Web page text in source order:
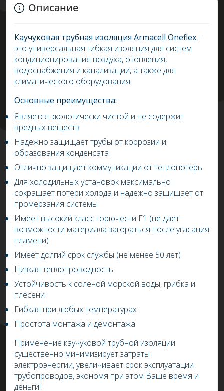
Описание
Каучуковая трубная изоляция Armacell Oneflex-
это универсальная гибкая изоляция для систем
кондиционирования воздуха, отопления,
водоснабжения и канализации, а также для
климатического оборудования.
Основные преимущества:
Является экологически чистой и не содержит
вредных веществ
Надежно защищает трубы от коррозии и
образования конденсата
Отлично защищает коммуникации от теплопотерь
Для холодильных установок максимально
сокращает потери холода и надежно защищает от
промерзания системы
Имеет высокий класс горючести Г1 (не дает
возможности материала загораться после угасания
пламени)
Имеет долгий срок службы (не менее 50 лет)
Низкая теплопроводность
Устойчивость к соленой морской воды, грибка и
плесени
Гибкая при любых температурах
Простота монтажа и демонтажа
Применение каучуковой трубной изоляции
существенно минимизирует затраты
электроэнергии, увеличивает срок эксплуатации
трубопроводов,экономя при этом Ваше время и
деньги!